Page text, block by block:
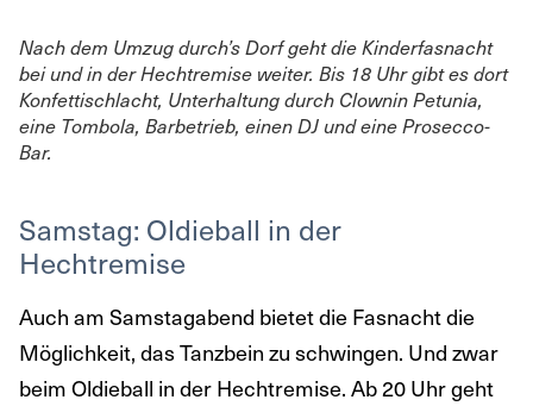
Nach dem Umzug durch’s Dorf geht die Kinderfasnacht
bei und in der Hechtremise weiter. Bis 18 Uhr gibt es dort
Konfettischlacht, Unterhaltung durch Clownin Petunia,
eine Tombola, Barbetrieb, einen DJ und eine Prosecco-
Bar.
Samstag: Oldieball in der
Hechtremise
Auch am Samstagabend bietet die Fasnacht die
Möglichkeit, das Tanzbein zu schwingen. Und zwar
beim Oldieball in der Hechtremise. Ab 20 Uhr geht